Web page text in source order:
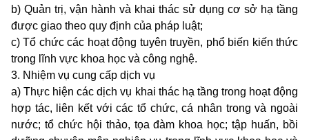
b) Quản trị, vận hành và khai thác sử dụng cơ sở hạ tầng
được giao theo quy định của pháp luật;
c) Tổ chức các hoạt động tuyên truyền, phổ biến kiến thức
trong lĩnh vực khoa học và công nghệ.
3. Nhiệm vụ cung cấp dịch vụ
a) Thực hiện các dịch vụ khai thác hạ tầng trong hoạt động
hợp tác, liên kết với các tổ chức, cá nhân trong và ngoài
nước; tổ chức hội thảo, tọa đàm khoa học; tập huấn, bồi